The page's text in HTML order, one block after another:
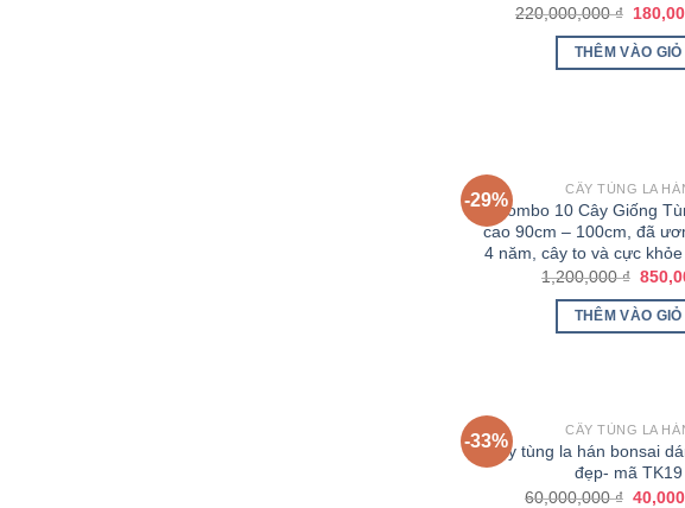
220,000,000₫
THÊM VÀO GIỎ
-29%
CÂY TÙNG LA
Combo 10 Cây Giống
cao 90cm – 100cm, đã
4 năm, cây to và cực
1,200,000₫
THÊM VÀO GIỎ
-33%
CÂY TÙNG LA
Cây tùng la hán bonsai
đẹp- mã TK19
60,000,000₫